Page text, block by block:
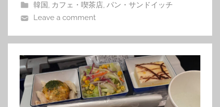
韓国 , カフェ・喫茶店, パン・サンドイッチ
Leave a comment